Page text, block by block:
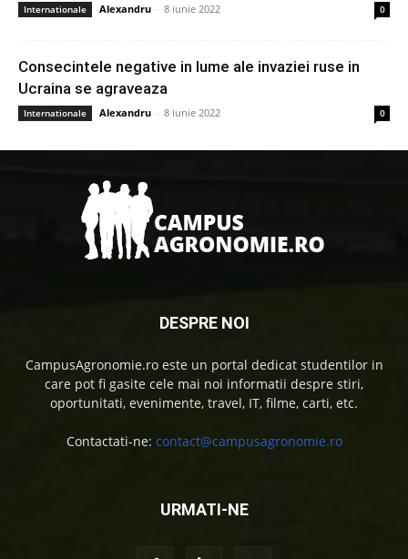
Internationale Alexandru - 8 iunie 2022 0
Consecintele negative in lume ale invaziei ruse in
Ucraina se agraveaza
Internationale Alexandru - 8 iunie 2022 0
DESPRE NOI
CampusAgronomie.ro este un portal dedicat studentilor in
care pot fi gasite cele mai noi informatii despre stiri,
oportunitati, evenimente, travel, IT, filme, carti, etc.
Contactati-ne: contact@campusagronomie.ro
URMATI-NE